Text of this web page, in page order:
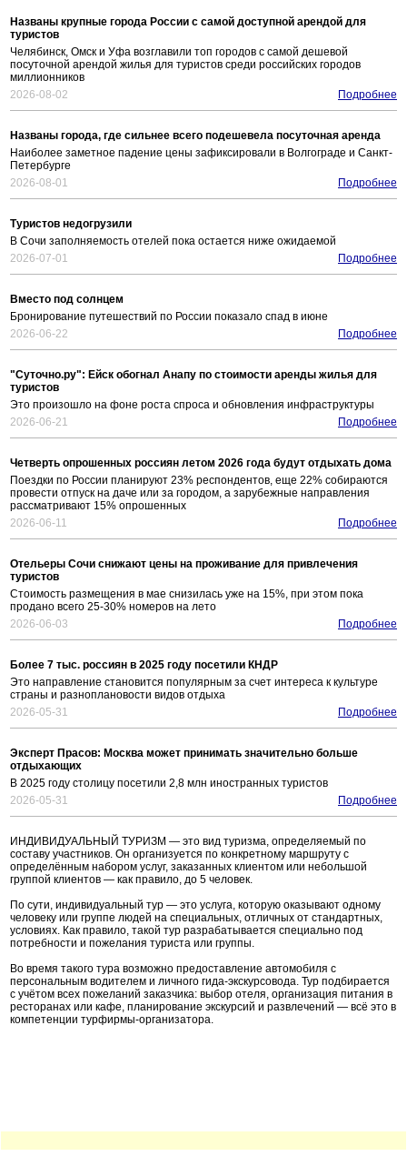
Названы крупные города России с самой доступной арендой для
туристов
Челябинск, Омск и Уфа возглавили топ городов с самой дешевой
посуточной арендой жилья для туристов среди российских городов
миллионников
2026-08-02
Подробнее
Названы города, где сильнее всего подешевела посуточная аренда
Наиболее заметное падение цены зафиксировали в Волгограде и Санкт-
Петербурге
2026-08-01
Подробнее
Туристов недогрузили
В Сочи заполняемость отелей пока остается ниже ожидаемой
2026-07-01
Подробнее
Вместо под солнцем
Бронирование путешествий по России показало спад в июне
2026-06-22
Подробнее
"Суточно.ру": Ейск обогнал Анапу по стоимости аренды жилья для
туристов
Это произошло на фоне роста спроса и обновления инфраструктуры
2026-06-21
Подробнее
Четверть опрошенных россиян летом 2026 года будут отдыхать дома
Поездки по России планируют 23% респондентов, еще 22% собираются
провести отпуск на даче или за городом, а зарубежные направления
рассматривают 15% опрошенных
2026-06-11
Подробнее
Отельеры Сочи снижают цены на проживание для привлечения
туристов
Стоимость размещения в мае снизилась уже на 15%, при этом пока
продано всего 25-30% номеров на лето
2026-06-03
Подробнее
Более 7 тыс. россиян в 2025 году посетили КНДР
Это направление становится популярным за счет интереса к культуре
страны и разноплановости видов отдыха
2026-05-31
Подробнее
Эксперт Прасов: Москва может принимать значительно больше
отдыхающих
В 2025 году столицу посетили 2,8 млн иностранных туристов
2026-05-31
Подробнее
ИНДИВИДУАЛЬНЫЙ ТУРИЗМ — это вид туризма, определяемый по
составу участников. Он организуется по конкретному маршруту с
определённым набором услуг, заказанных клиентом или небольшой
группой клиентов — как правило, до 5 человек.
По сути, индивидуальный тур — это услуга, которую оказывают одному
человеку или группе людей на специальных, отличных от стандартных,
условиях. Как правило, такой тур разрабатывается специально под
потребности и пожелания туриста или группы.
Во время такого тура возможно предоставление автомобиля с
персональным водителем и личного гида-экскурсовода. Тур подбирается
с учётом всех пожеланий заказчика: выбор отеля, организация питания в
ресторанах или кафе, планирование экскурсий и развлечений — всё это в
компетенции турфирмы-организатора.